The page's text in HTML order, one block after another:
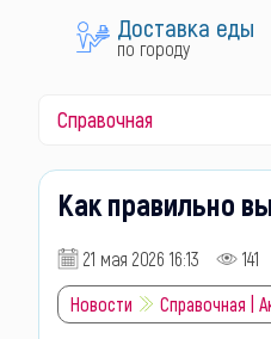
Доставка еды
по городу
Справочная
Как правильно
21 мая 2026 16:13 141
Новости
Справочная |